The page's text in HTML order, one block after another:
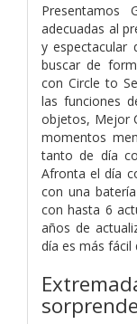
Presentamos
adecuadas al
y espectacular
buscar de
con Circle to
las funciones
objetos, Mejor
momentos
tanto de día
Afronta el día
con una
con hasta 6
años de
día es más fácil